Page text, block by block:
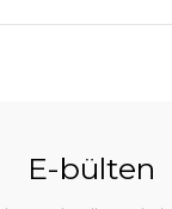
E-bülten